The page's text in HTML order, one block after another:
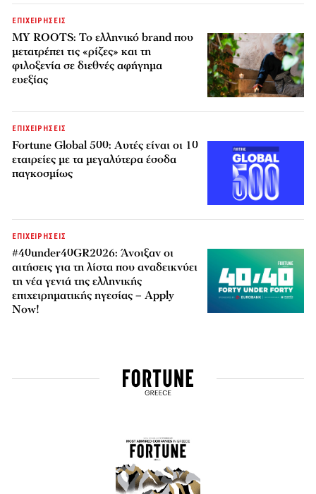
ΕΠΙΧΕΙΡΗΣΕΙΣ
MY ROOTS: Το ελληνικό brand που
μετατρέπει τις «ρίζες» και τη
φιλοξενία σε διεθνές αφήγημα
ευεξίας
ΕΠΙΧΕΙΡΗΣΕΙΣ
Fortune Global 500: Αυτές είναι οι 10
εταιρείες με τα μεγαλύτερα έσοδα
παγκοσμίως
ΕΠΙΧΕΙΡΗΣΕΙΣ
#40under40GR2026: Άνοιξαν οι
αιτήσεις για τη λίστα που αναδεικνύει
τη νέα γενιά της ελληνικής
επιχειρηματικής ηγεσίας – Apply
Now!